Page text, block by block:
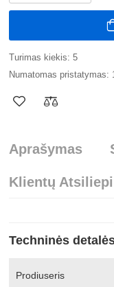
Turimas kiekis: 5
Numatomas pristatymas:
Aprašymas
Klientų
Techninės
Prodiuseris